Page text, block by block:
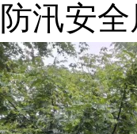
汛安